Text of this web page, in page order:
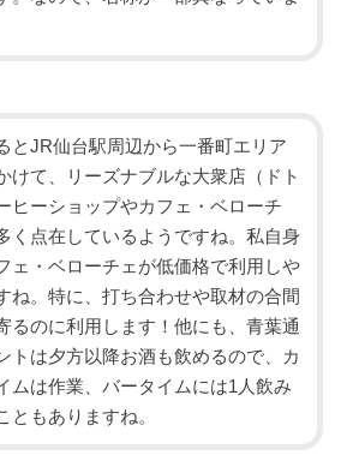
とJR仙台駅周辺から一番町エリア
けて、リーズナブルな大衆店（ドト
ヒーショップやカフェ・ベローチ
く点在しているようですね。私自身
ェ・ベローチェが低価格で利用しや
ね。特に、打ち合わせや取材の合間
るのに利用します！他にも、青葉通
トは夕方以降お酒も飲めるので、カ
ムは作業、バータイムには1人飲み
ともありますね。